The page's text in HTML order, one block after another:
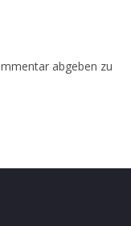
abgeben zu